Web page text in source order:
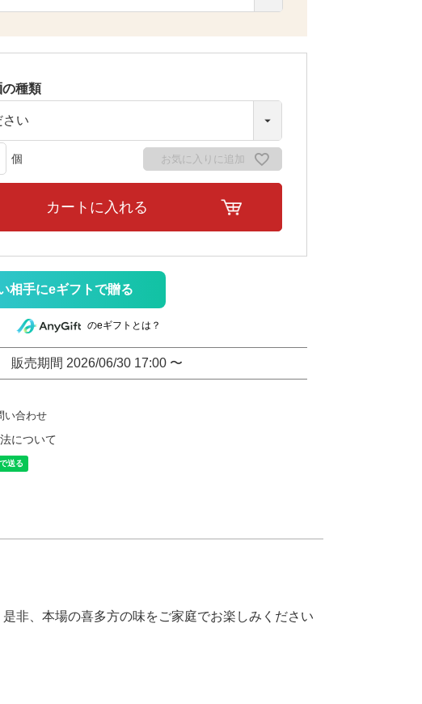
種類
お気に入りに追加
カートに入れる
相手にeギフトで贈る
のeギフトとは？
販売期間 2026/06/30 17:00 〜
い合わせ
について
非、本場の喜多方の味をご家庭でお楽しみください